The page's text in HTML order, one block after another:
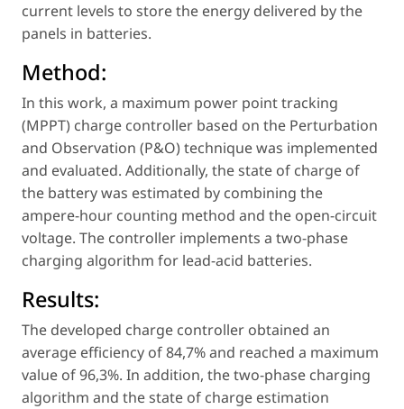
current levels to store the energy delivered by the
panels in batteries.
Method:
In this work, a maximum power point tracking
(MPPT) charge controller based on the Perturbation
and Observation (P&O) technique was implemented
and evaluated. Additionally, the state of charge of
the battery was estimated by combining the
ampere-hour counting method and the open-circuit
voltage. The controller implements a two-phase
charging algorithm for lead-acid batteries.
Results:
The developed charge controller obtained an
average efficiency of 84,7% and reached a maximum
value of 96,3%. In addition, the two-phase charging
algorithm and the state of charge estimation